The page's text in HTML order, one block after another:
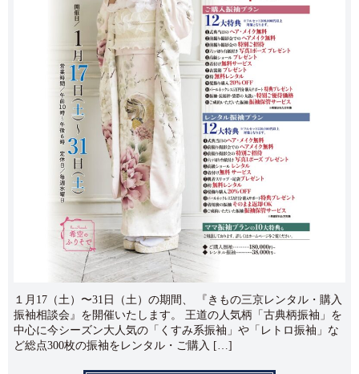
１月17（土）〜31日（土）の期間、 『きもの三京レンタル・購入
振袖相談会』を開催いたします。 王道の人気柄「古典柄振袖」を
中心に今シーズン大人気の「くすみ系振袖」や「レトロ振袖」な
ど総点300枚の振袖をレンタル・ご購入 […]